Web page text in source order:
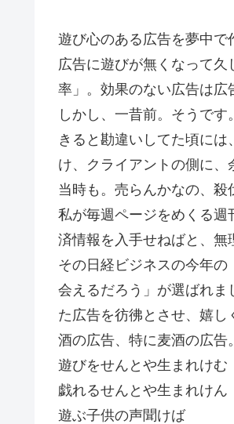
遊び心のある広告を夢中で
広告に遊びが無くなって
率」。効果のない広告は広
しかし、一昔前。そうで
きると勘違いしてた頃に
け、クライアントの側に、
当時も。売らんかなの、殺
私が毎週ページをめくる
済情報を入手せねばと、無
その日経ビジネスの今年
会えるだろう」が選ばれ
た広告を彷彿とさせ、嬉
酒の広告、特に麦酒の広告
遊びをせんとや生まれけむ
戯れるせんとや生まれけん
遊ぶ子供の声聞けば